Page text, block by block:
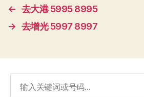
← 去大港 5995 8995
→ 去增光 5997 8997
索：